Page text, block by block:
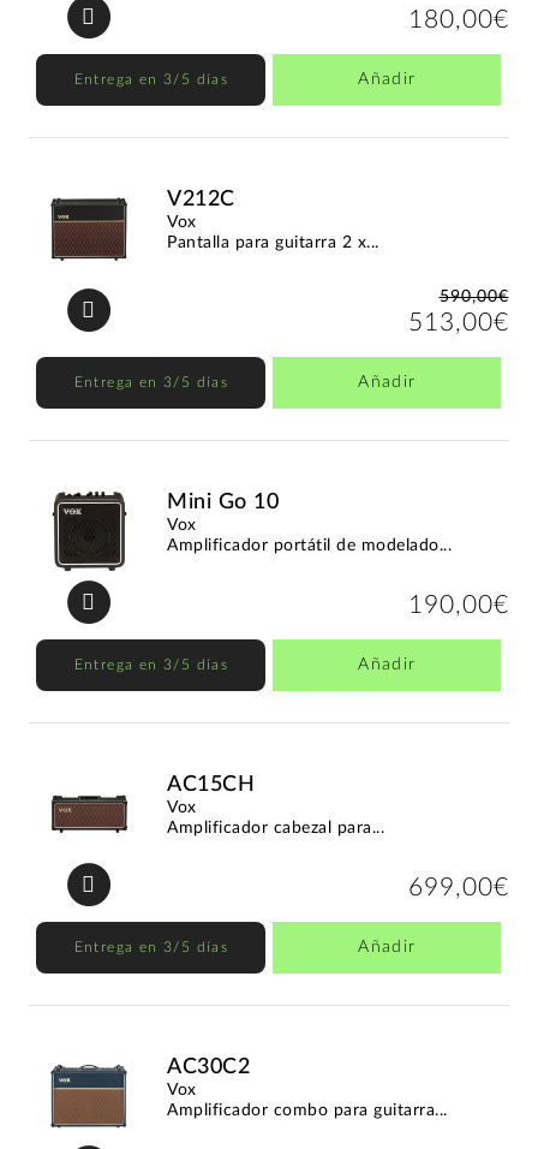
180,00€
Entrega en 3/5 días Añadir
V212C
Vox
Pantalla para guitarra 2 x...
590,00€
513,00€
Entrega en 3/5 días Añadir
Mini Go 10
Vox
Amplificador portátil de modelado...
190,00€
Entrega en 3/5 días Añadir
AC15CH
Vox
Amplificador cabezal para...
699,00€
Entrega en 3/5 días Añadir
AC30C2
Vox
Amplificador combo para guitarra...